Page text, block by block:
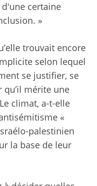
d'une certaine
»
trouvait encore
selon lequel
se justifier, se
qu’il mérite une
climat, a-t-elle
«
palestinien
la base de leur